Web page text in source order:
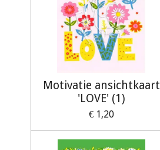
Motivatie ansichtkaart
'LOVE' (1)
€ 1,20